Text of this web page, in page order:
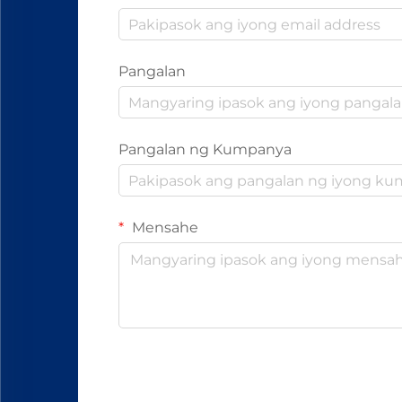
Pangalan
Pangalan ng Kumpanya
Mensahe